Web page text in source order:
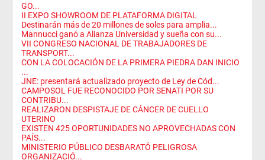
GO...
II EXPO SHOWROOM DE PLATAFORMA DIGITAL
Destinarán más de 20 millones de soles para amplia...
Mannucci ganó a Alianza Universidad y sueña con su...
VII CONGRESO NACIONAL DE TRABAJADORES DE
TRANSPORT...
CON LA COLOCACIÓN DE LA PRIMERA PIEDRA DAN INICIO
...
JNE: presentará actualizado proyecto de Ley de Cód...
CAMPOSOL FUE RECONOCIDO POR SENATI POR SU
CONTRIBU...
REALIZARON DESPISTAJE DE CÁNCER DE CUELLO
UTERINO
EXISTEN 425 OPORTUNIDADES NO APROVECHADAS CON
PAÍS...
MINISTERIO PÚBLICO DESBARATÓ PELIGROSA
ORGANIZACIÓ...